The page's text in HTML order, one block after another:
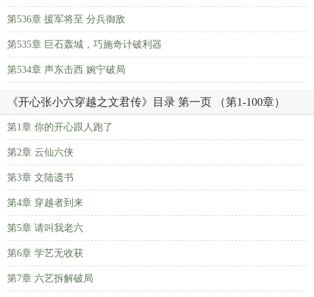
第536章 援军将至 分兵御敌
第535章 巨石轰城，巧施奇计破利器
第534章 声东击西 婉宁破局
《开心张小六穿越之文君传》目录 第一页 （第1-100章）
第1章 你的开心跟人跑了
第2章 云仙六侠
第3章 文陆遗书
第4章 穿越者到来
第5章 请叫我老六
第6章 学艺无收获
第7章 六艺拆解破局